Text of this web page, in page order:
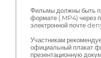
Фильмы должны быть
формате (.MP4) через
электронной почте
Участникам
официальный плакат
презентационную